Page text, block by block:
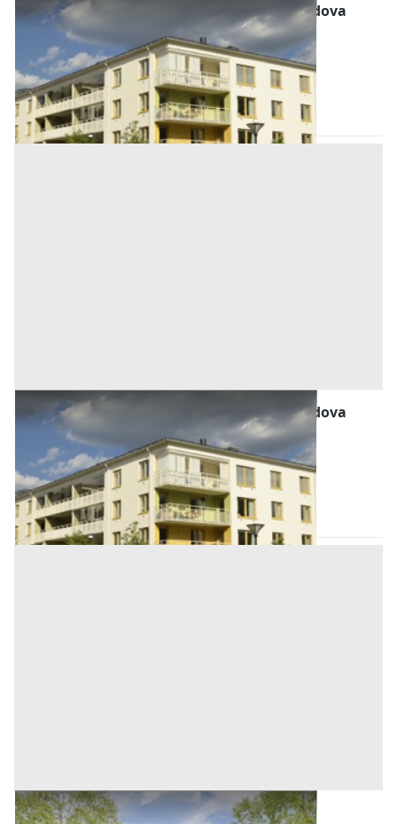
Abitazione di Tipo Economico all'asta a Padova
Stanghella (Padova)
Offerta minima
57.600 € 76.800 €
Codice asta: AJ7210233
Asta chiusa
Abitazione di Tipo Economico all'asta a Padova
Stanghella (Padova)
Offerta minima
20.400 € 27.200 €
Codice asta: AJ762466
Asta chiusa
Villini all'asta a Padova